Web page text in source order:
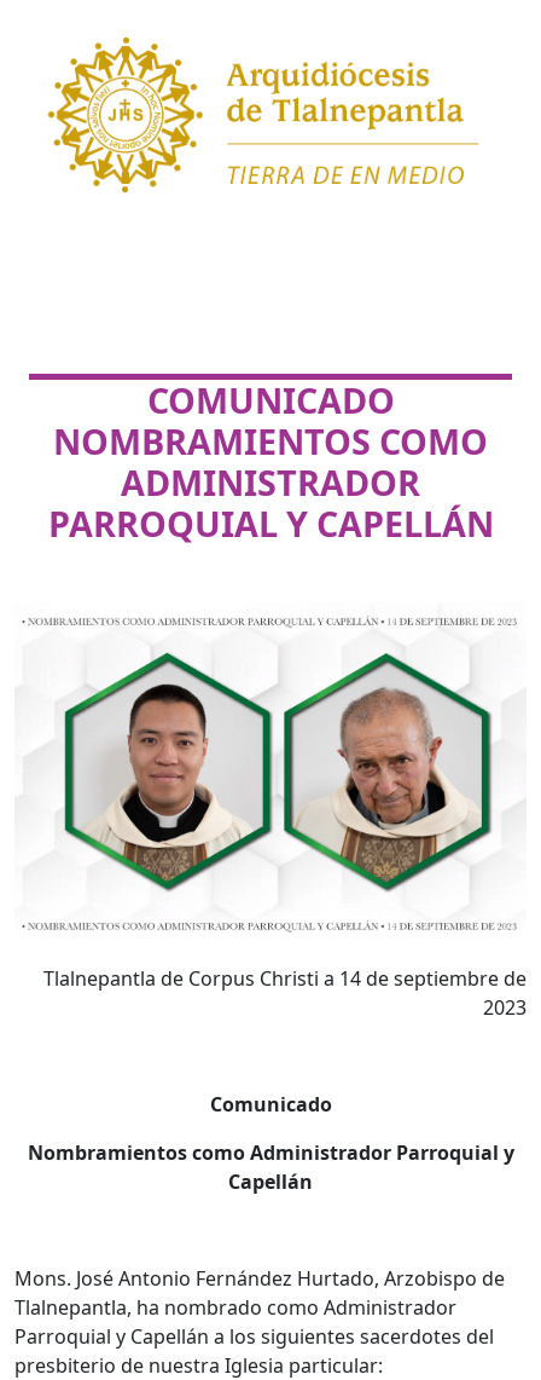
COMUNICADO
NOMBRAMIENTOS COMO
ADMINISTRADOR
PARROQUIAL Y CAPELLÁN
Tlalnepantla de Corpus Christi a 14 de septiembre de
2023
Comunicado
Nombramientos como Administrador Parroquial y
Capellán
Mons. José Antonio Fernández Hurtado, Arzobispo de
Tlalnepantla, ha nombrado como Administrador
Parroquial y Capellán a los siguientes sacerdotes del
presbiterio de nuestra Iglesia particular: